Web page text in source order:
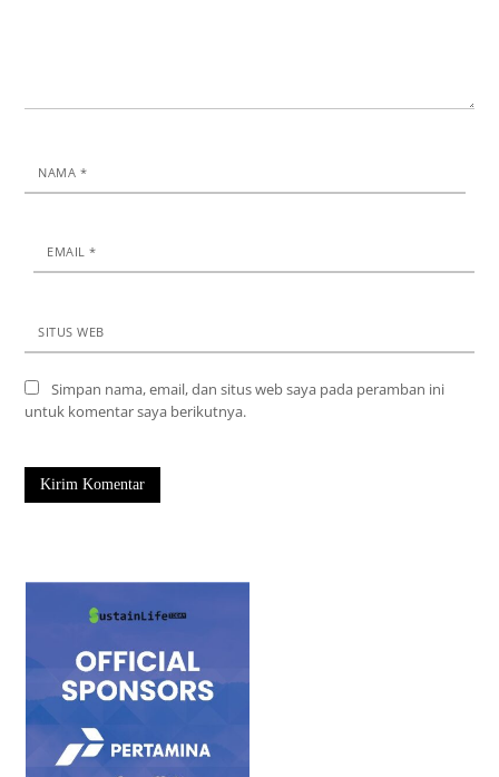
NAMA *
EMAIL*
SITUS WEB
Simpan nama, email, dan situs web saya pada peramban ini
untuk komentar saya berikutnya.